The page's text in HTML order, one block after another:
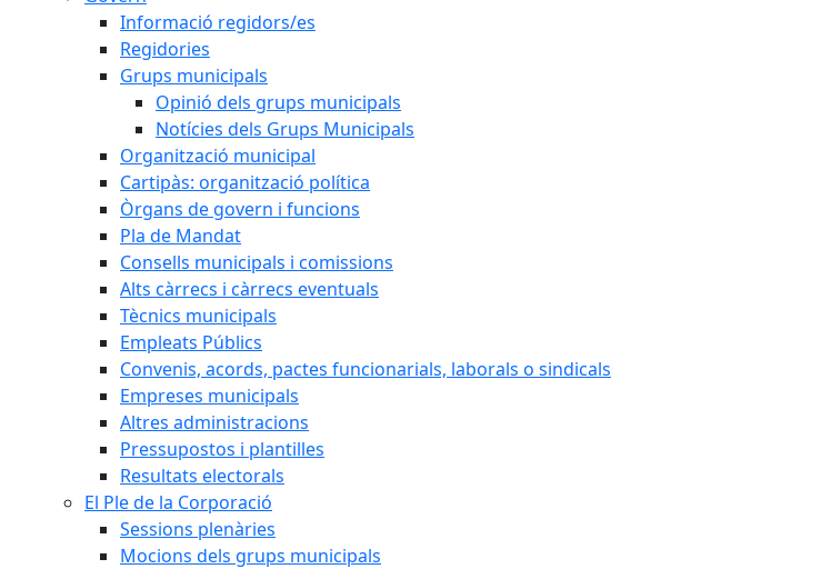
Informació regidors/es
Regidories
Grups municipals
Opinió dels grups municipals
Notícies dels Grups Municipals
Organització municipal
Cartipàs: organització política
Òrgans de govern i funcions
Pla de Mandat
Consells municipals i comissions
Alts càrrecs i càrrecs eventuals
Tècnics municipals
Empleats Públics
Convenis, acords, pactes funcionarials, laborals o sindicals
Empreses municipals
Altres administracions
Pressupostos i plantilles
Resultats electorals
El Ple de la Corporació
Sessions plenàries
Mocions dels grups municipals